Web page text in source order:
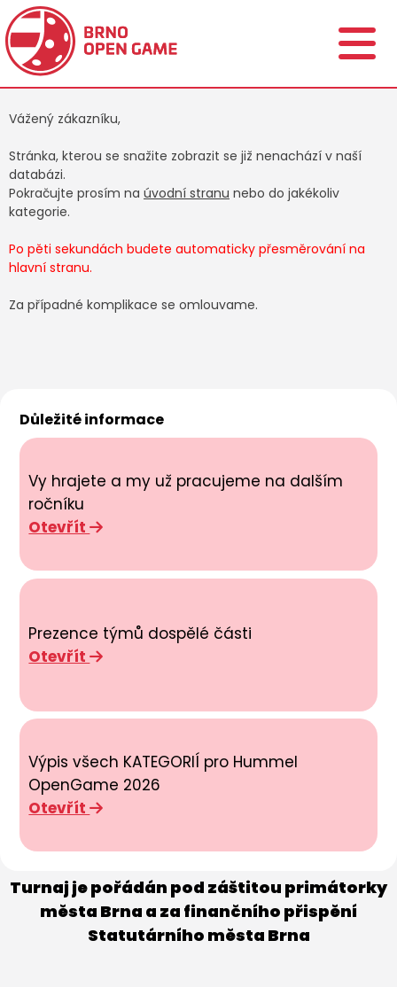
Vážený zákazníku,
Stránka, kterou se snažite zobrazit se již nenachází v naší
databázi.
Pokračujte prosím na úvodní stranu nebo do jakékoliv
kategorie.
Po pěti sekundách budete automaticky přesměrování na
hlavní stranu.
Za případné komplikace se omlouvame.
Důležité informace
Vy hrajete a my už pracujeme na dalším
ročníku
Otevřít
Prezence týmů dospělé části
Otevřít
Výpis všech KATEGORIÍ pro Hummel
OpenGame 2026
Otevřít
Turnaj je pořádán pod záštitou primátorky
města Brna a za finančního přispění
Statutárního města Brna